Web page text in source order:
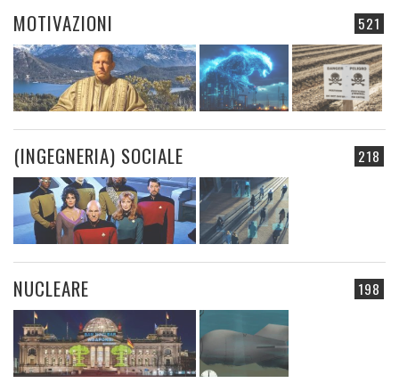
521
MOTIVAZIONI
218
(INGEGNERIA) SOCIALE
198
NUCLEARE